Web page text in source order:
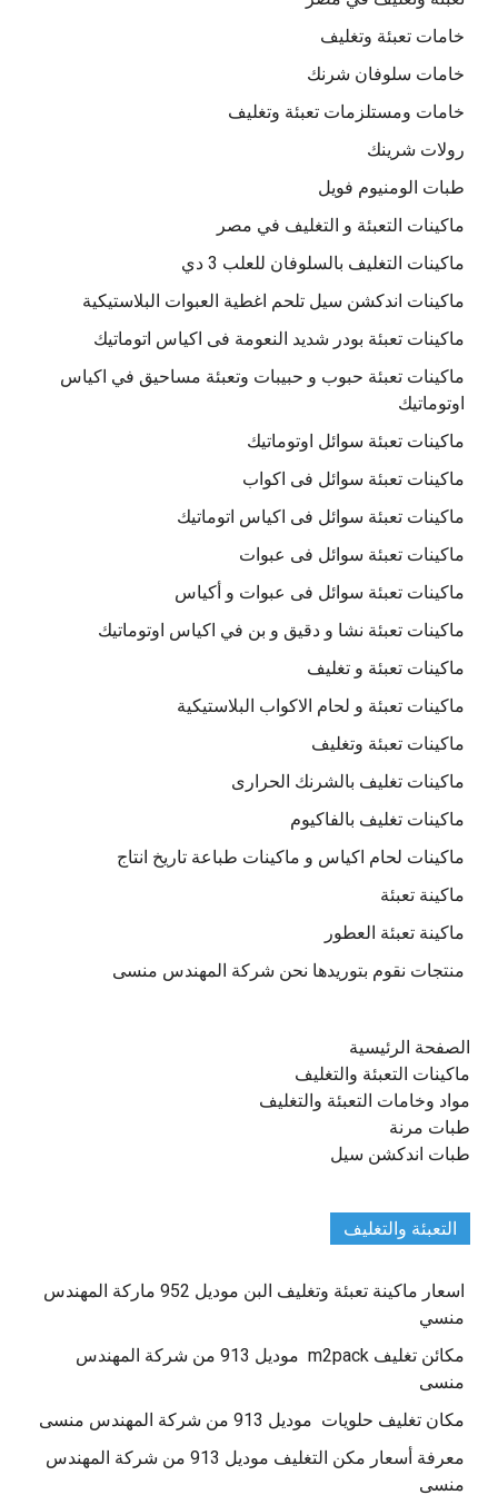
خامات تعبئة وتغليف
خامات سلوفان شرنك
خامات ومستلزمات تعبئة وتغليف
رولات شرينك
طبات الومنيوم فويل
ماكينات التعبئة و التغليف في مصر
ماكينات التغليف بالسلوفان للعلب 3 دي
ماكينات اندكشن سيل تلحم اغطية العبوات البلاستيكية
ماكينات تعبئة بودر شديد النعومة فى اكياس اتوماتيك
ماكينات تعبئة حبوب و حبيبات وتعبئة مساحيق في اكياس
اوتوماتيك
ماكينات تعبئة سوائل اوتوماتيك
ماكينات تعبئة سوائل فى اكواب
ماكينات تعبئة سوائل فى اكياس اتوماتيك
ماكينات تعبئة سوائل فى عبوات
ماكينات تعبئة سوائل فى عبوات و أكياس
ماكينات تعبئة نشا و دقيق و بن في اكياس اوتوماتيك
ماكينات تعبئة و تغليف
ماكينات تعبئة و لحام الاكواب البلاستيكية
ماكينات تعبئة وتغليف
ماكينات تغليف بالشرنك الحرارى
ماكينات تغليف بالفاكيوم
ماكينات لحام اكياس و ماكينات طباعة تاريخ انتاج
ماكينة تعبئة
ماكينة تعبئة العطور
منتجات نقوم بتوريدها نحن شركة المهندس منسى
الصفحة الرئيسية
ماكينات التعبئة والتغليف
مواد وخامات التعبئة والتغليف
طبات مرنة
طبات اندكشن سيل
التعبئة والتغليف
اسعار ماكينة تعبئة وتغليف البن موديل 952 ماركة المهندس
منسي
مكائن تغليف m2pack موديل 913 من شركة المهندس
منسى
مكان تغليف حلويات موديل 913 من شركة المهندس منسى
معرفة أسعار مكن التغليف موديل 913 من شركة المهندس
منسى